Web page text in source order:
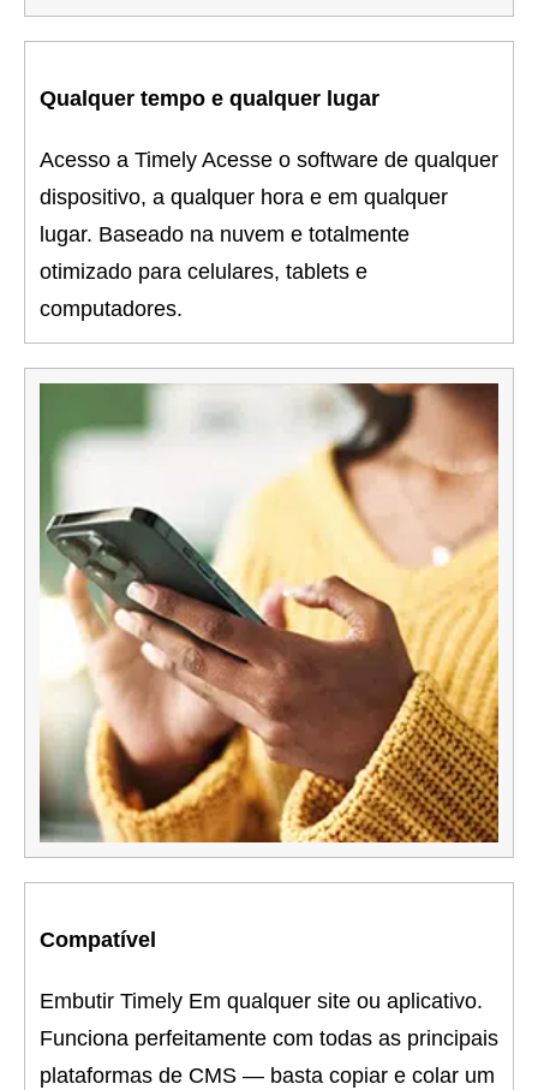
Qualquer tempo e qualquer lugar
Acesso a Timely Acesse o software de qualquer
dispositivo, a qualquer hora e em qualquer
lugar. Baseado na nuvem e totalmente
otimizado para celulares, tablets e
computadores.
Compatível
Embutir Timely Em qualquer site ou aplicativo.
Funciona perfeitamente com todas as principais
plataformas de CMS — basta copiar e colar um